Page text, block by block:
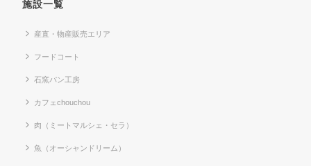
施設一覧
産直・物産販売エリア
フードコート
石窯パン工房
カフェchouchou
肉（ミートマルシェ・セラ）
魚（オーシャンドリーム）